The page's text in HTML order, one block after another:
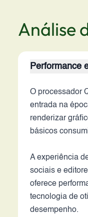
Análise
Performance
O processador
entrada na
renderizar
básicos
A experiência
sociais e
oferece
tecnologia de
desempenho.